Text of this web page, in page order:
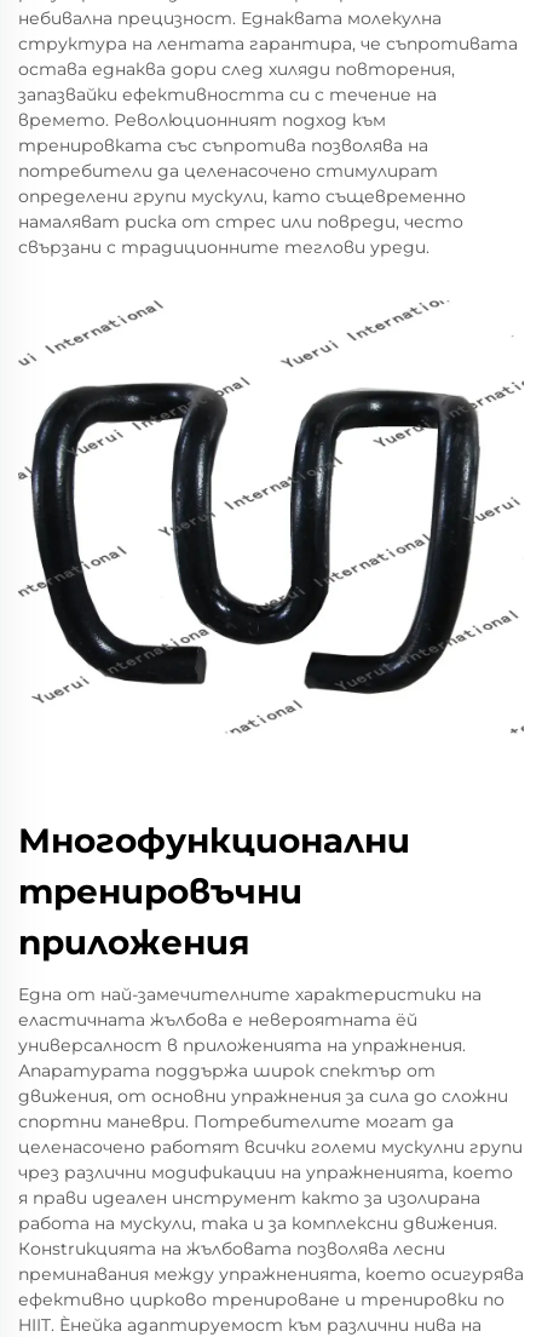
небивална прецизност. Еднаквата молекулна
структура на лентата гарантира, че съпротивата
остава еднаква дори след хиляди повторения,
запазвайки ефективността си с течение на
времето. Революционният подход към
тренировката със съпротива позволява на
потребители да целенасочено стимулират
определени групи мускули, като същевременно
намаляват риска от стрес или повреди, често
свързани с традиционните теглови уреди.
Многофункционални
тренировъчни
приложения
Една от най-замечителните характеристики на
еластичната жълбова е невероятната ёй
универсалност в приложенията на упражнения.
Апаратурата поддържа широк спектър от
движения, от основни упражнения за сила до сложни
спортни маневри. Потребителите могат да
целенасочено работят всички големи мускулни групи
чрез различни модификации на упражненията, което
я прави идеален инструмент както за изолирана
работа на мускули, така и за комплексни движения.
Конstrukцията на жълбовата позволява лесни
преминавания между упражненията, което осигурява
ефективно цирково тренироване и тренировки по
HIIT. Ѐнейка адаптируемост към различни нива на